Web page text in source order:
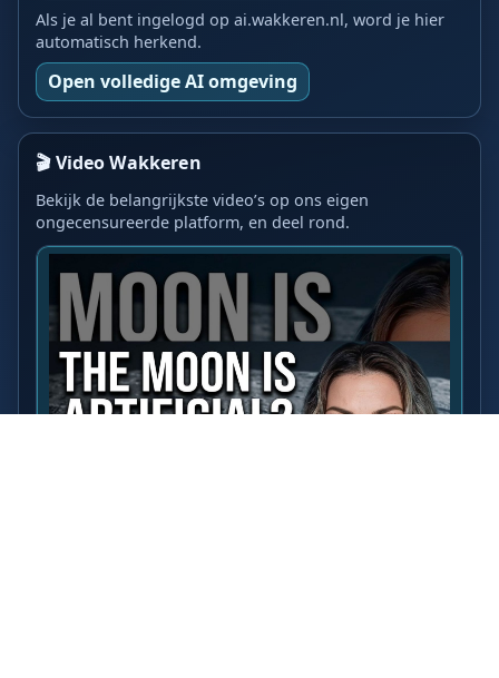
Als je al bent ingelogd op ai.wakkeren.nl, word je hier
automatisch herkend.
Open volledige AI omgeving
🎬 Video Wakkeren
Bekijk de belangrijkste video’s op ons eigen
ongecensureerde platform, en deel rond.